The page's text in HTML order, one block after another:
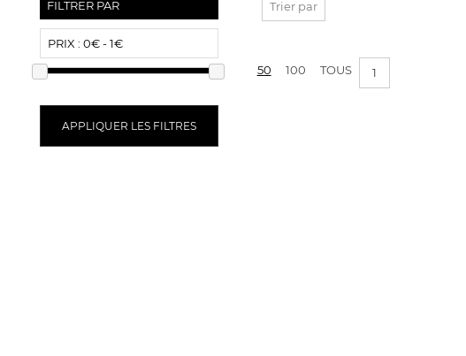
FILTRER PAR
PRIX : 0€ - 1€
APPLIQUER LES FILTRES
Trier par
50 100 TOUS 1